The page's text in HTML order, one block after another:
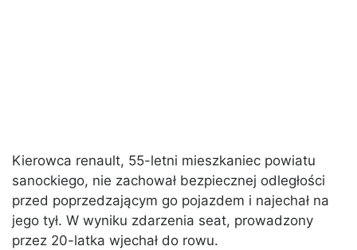
Kierowca renault, 55-letni mieszkaniec powiatu
sanockiego, nie zachował bezpiecznej odległości
przed poprzedzającym go pojazdem i najechał na
jego tył. W wyniku zdarzenia seat, prowadzony
przez 20-latka wjechał do rowu.